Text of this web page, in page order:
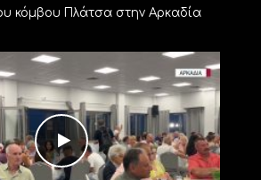
κόμβου Πλάτσα στην Αρκαδία